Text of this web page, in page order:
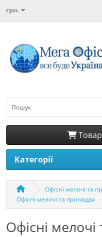
грн.
Категорії
Офісні мелочі та
Офісні мелочі та приладдя
Офісні